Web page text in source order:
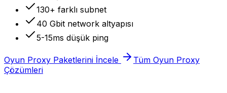
130+ farklı subnet
40 Gbit network altyapısı
5-15ms düşük ping
Oyun Proxy Paketlerini İncele
Tüm Oyun Proxy
Çözümleri